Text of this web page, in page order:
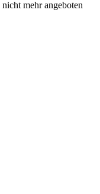
mehr angeboten